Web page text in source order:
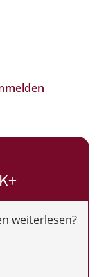
weiterlesen?